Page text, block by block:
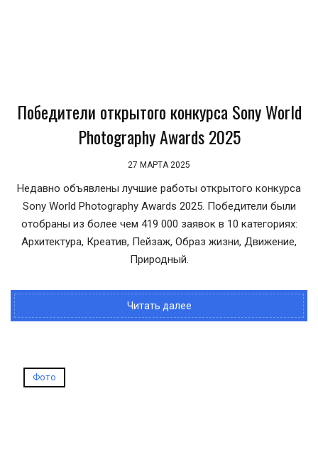
Победители открытого конкурса Sony World
Photography Awards 2025
27 МАРТА 2025
Недавно объявлены лучшие работы открытого конкурса
Sony World Photography Awards 2025. Победители были
отобраны из более чем 419 000 заявок в 10 категориях:
Архитектура, Креатив, Пейзаж, Образ жизни, Движение,
Природный.
Читать далее
Фото